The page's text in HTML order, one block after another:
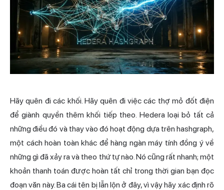
Hãy quên đi các khối. Hãy quên đi việc các thợ mỏ đốt điện
để giành quyền thêm khối tiếp theo. Hedera loại bỏ tất cả
những điều đó và thay vào đó hoạt động dựa trên hashgraph,
một cách hoàn toàn khác để hàng ngàn máy tính đồng ý về
những gì đã xảy ra và theo thứ tự nào. Nó cũng rất nhanh; một
khoản thanh toán được hoàn tất chỉ trong thời gian bạn đọc
đoạn văn này. Ba cái tên bị lẫn lộn ở đây, vì vậy hãy xác định rõ